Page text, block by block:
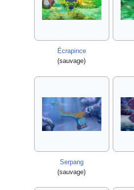
Écrapince
(sauvage)
Serpang
(sauvage)